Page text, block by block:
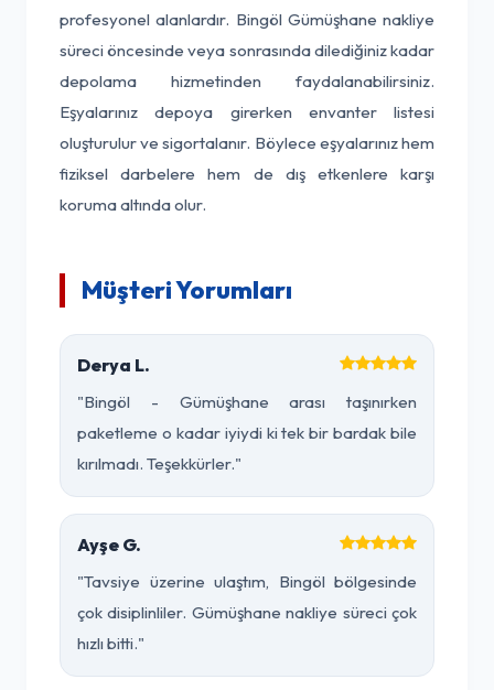
profesyonel alanlardır. Bingöl Gümüşhane nakliye
süreci öncesinde veya sonrasında dilediğiniz kadar
depolama hizmetinden faydalanabilirsiniz.
Eşyalarınız depoya girerken envanter listesi
oluşturulur ve sigortalanır. Böylece eşyalarınız hem
fiziksel darbelere hem de dış etkenlere karşı
koruma altında olur.
Müşteri Yorumları
Derya L.
"Bingöl - Gümüşhane arası taşınırken
paketleme o kadar iyiydi ki tek bir bardak bile
kırılmadı. Teşekkürler."
Ayşe G.
"Tavsiye üzerine ulaştım, Bingöl bölgesinde
çok disiplinliler. Gümüşhane nakliye süreci çok
hızlı bitti."